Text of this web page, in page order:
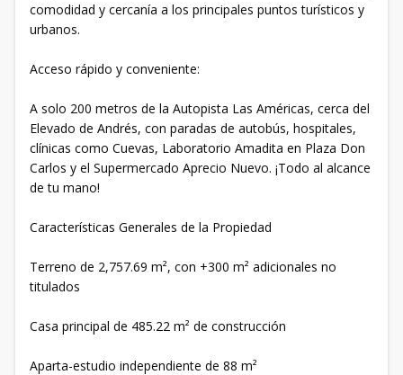
comodidad y cercanía a los principales puntos turísticos y
urbanos.
Acceso rápido y conveniente:
A solo 200 metros de la Autopista Las Américas, cerca del
Elevado de Andrés, con paradas de autobús, hospitales,
clínicas como Cuevas, Laboratorio Amadita en Plaza Don
Carlos y el Supermercado Aprecio Nuevo. ¡Todo al alcance
de tu mano!
Características Generales de la Propiedad
Terreno de 2,757.69 m², con +300 m² adicionales no
titulados
Casa principal de 485.22 m² de construcción
Aparta-estudio independiente de 88 m²